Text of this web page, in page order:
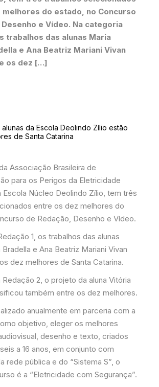
do estado, no Concurso
e Vídeo. Na categoria
trabalhos das alunas Maria
e Ana Beatriz Mariani Vivan
os dez […]
Associação Brasileira de
para os Perigos da Eletricidade
Escola Núcleo Deolindo Zílio, tem três
entre os dez melhores do
de Redação, Desenho e Vídeo.
1, os trabalhos das alunas
Bradella e Ana Beatriz Mariani Vivan
dez melhores de Santa Catarina.
Redação 2, o projeto da aluna Vitória
também entre os dez melhores.
anualmente em parceria com a
objetivo, eleger os melhores
desenho e texto, criados
a 16 anos, em conjunto com
rede pública e do “Sistema S”, o
é a “Eletricidade com Segurança”.